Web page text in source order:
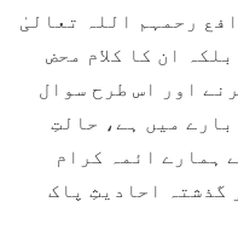
رحمہم اللہ تعالیٰ
ان کا کلام محض
اور اس طرح سوال
ميں ہے، حالتِ
ہمارے ائمہ کرام
گذشتہ احادیثِ پاک